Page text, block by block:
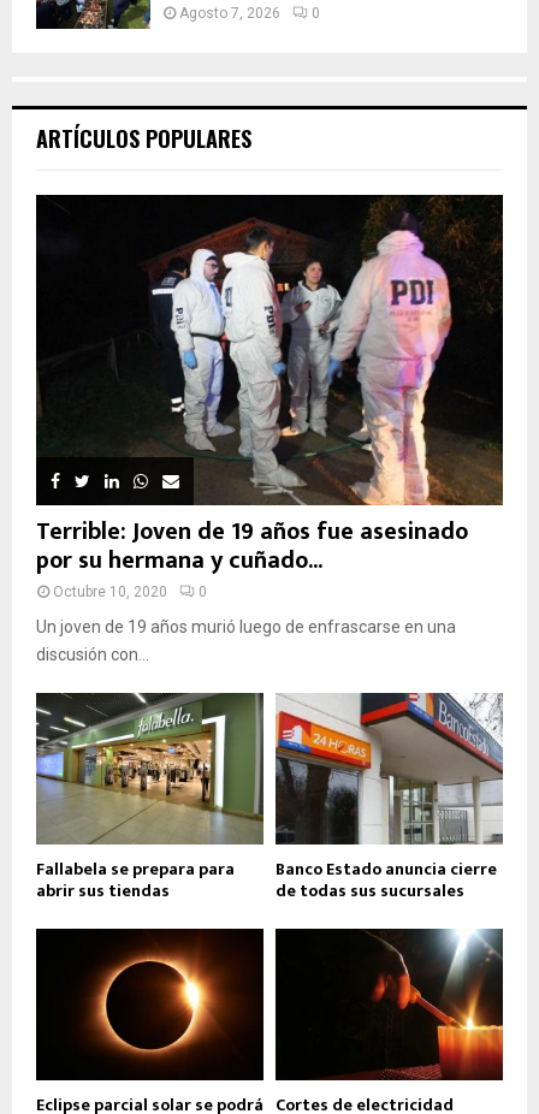
Agosto 7, 2026 0
ARTÍCULOS POPULARES
Terrible: Joven de 19 años fue asesinado
por su hermana y cuñado...
Octubre 10, 2020 0
Un joven de 19 años murió luego de enfrascarse en una
discusión con...
Fallabela se prepara para
abrir sus tiendas
Banco Estado anuncia cierre
de todas sus sucursales
Eclipse parcial solar se podrá Cortes de electricidad